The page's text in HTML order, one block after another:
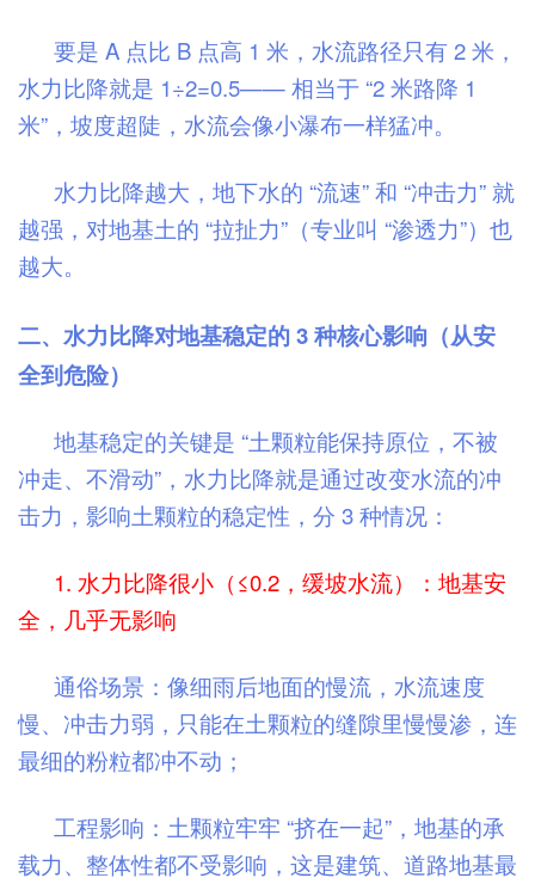
要是 A 点比 B 点高 1 米，水流路径只有 2 米，
水力比降就是 1÷2=0.5—— 相当于 “2 米路降 1
米”，坡度超陡，水流会像小瀑布一样猛冲。
水力比降越大，地下水的 “流速” 和 “冲击力” 就
越强，对地基土的 “拉扯力”（专业叫 “渗透力”）也
越大。
二、水力比降对地基稳定的 3 种核心影响（从安
全到危险）
地基稳定的关键是 “土颗粒能保持原位，不被
冲走、不滑动”，水力比降就是通过改变水流的冲
击力，影响土颗粒的稳定性，分 3 种情况：
1. 水力比降很小（≤0.2，缓坡水流）：地基安
全，几乎无影响
通俗场景：像细雨后地面的慢流，水流速度
慢、冲击力弱，只能在土颗粒的缝隙里慢慢渗，连
最细的粉粒都冲不动；
工程影响：土颗粒牢牢 “挤在一起”，地基的承
载力、整体性都不受影响，这是建筑、道路地基最